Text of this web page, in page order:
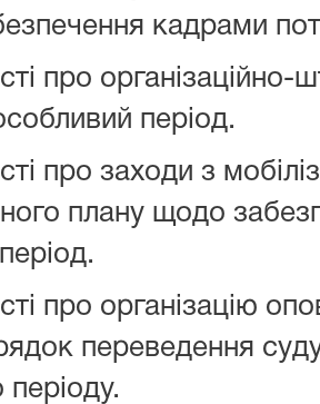
кадрами
про організаційно-
період.
про заходи з
плану щодо
про організацію
переведення